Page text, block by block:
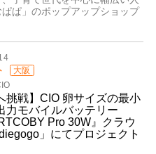
ぱ」のポップアップショップ
大阪
挑戦】CIO 卵サイズの最小
力モバイルバッテリー
Pro 30W』クラウ
」にてプロジェクト